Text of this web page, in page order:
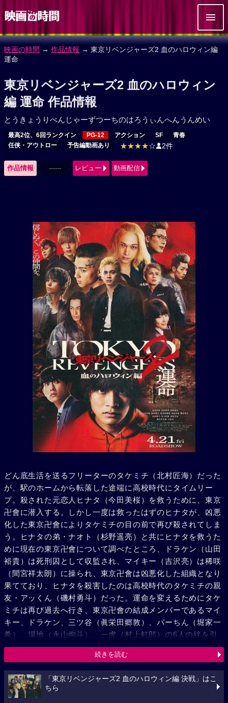
映画の時間 → 作品情報 → 東京リベンジャーズ2 血のハロウィン編
運命
東京リベンジャーズ2 血のハロウィン
編 運命 作品情報
とうきょうりべんじゃーずつーちのはろうぃんへんうんめい
最高2位、6回ランクイン PG-12 アクション SF
青春
任侠・アウトロー
予告編動画あり ★★★★☆ 2件
作品情報 ------ レビュー 動画配信
どん底生活を送るフリーターのタケミチ（北村匠海）だった
が、駅のホームから転落した途端に高校時代にタイムリー
プ。殺された元恋人ヒナタ（今田美桜）を救うために、東京
卍會に潜入する。しかし一度は救ったはずのヒナタが、凶悪
化した東京卍會によりタケミチの目の前で再び殺されてしま
う。ヒナタの弟・ナオト（杉野遥亮）と共にヒナタを救うた
めに現在の東京卍會について調べたところ、ドラケン（山田
裕貴）は死刑囚として収監され、マイキー（吉沢亮）は稀咲
（間宮祥太朗）に操られ、東京卍會は凶悪化した組織となり
果てており、ヒナタを殺害したのは高校時代のタケミチの親
友・アッくん（磯村勇斗）だった。運命を変えるためにタケ
ミチは再び過去へ行き、東京卍會の結成メンバーであるマイ
キー、ドラケン、三ツ谷（眞栄田郷敦）、パーちん（堀家一
希）、場地（永山絢斗）、一虎（村上虹郎）の6人の絆を引
き裂いた悲しい事件を知る。その事件を契機に、東京卍會は
半間（清水尋也）と一虎、そして謎のNo.1が仕切る芭流覇羅
（ばるはら）と敵対。マイキーを憎む一虎、一虎の思いを利
用する稀咲、突如東京卍會から芭流覇羅に寝返る場地。マイ
キーから場地を奪還してほしいと頼まれたタケミチ。場地を
続きを読む
「東京リベンジャーズ2 血のハロウィン編 決戦」はこ
ちら